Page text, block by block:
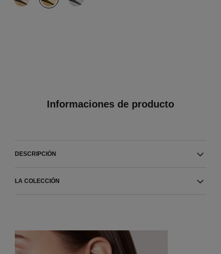
Informaciones de producto
DESCRIPCIÓN
LA COLECCIÓN